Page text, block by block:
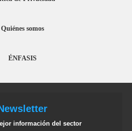
Quiénes somos
ÉNFASIS
información del sector